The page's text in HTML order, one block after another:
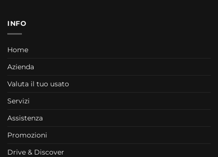
INFO
Home
Azienda
Valuta il tuo usato
Servizi
Assistenza
Promozioni
Drive & Discover